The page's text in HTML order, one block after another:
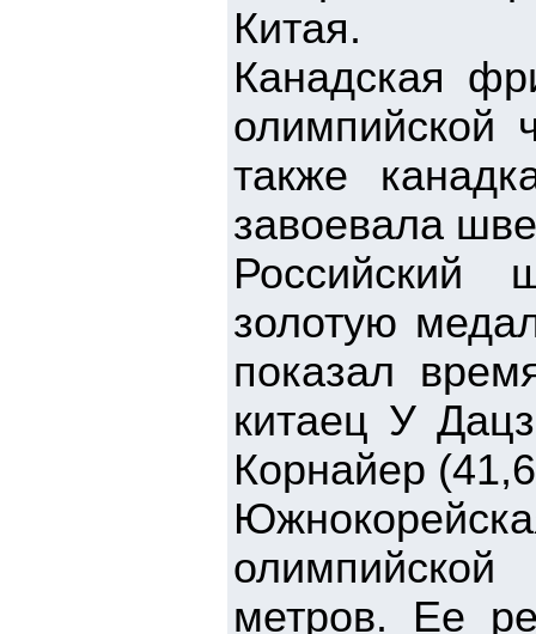
Китая.
Канадская
олимпийской
также
завоевала
Российский
золотую
показал
китаец У
Корнайер
метров. Ее